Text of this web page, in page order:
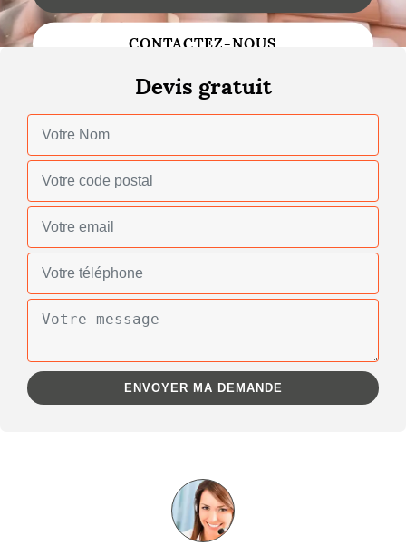
Changement de toiture
Gouttières
Réparation de toiture
CONTACTEZ-NOUS
Devis gratuit